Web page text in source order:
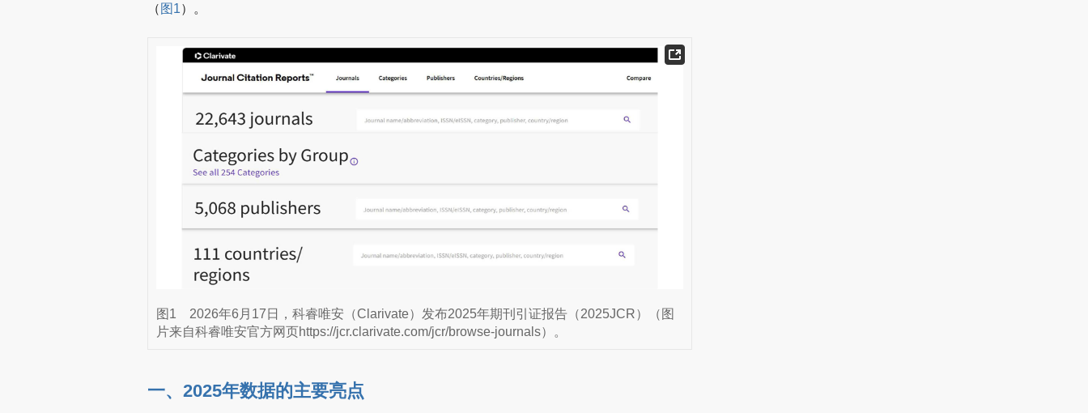
（ 图1）。
图1
2026年6月17日，科睿唯安（Clarivate）发布2025年期刊引证报告（2025JCR）（图
片来自科睿唯安官方网页https://jcr.clarivate.com/jcr/browse-journals）。
一、2025年数据的主要亮点